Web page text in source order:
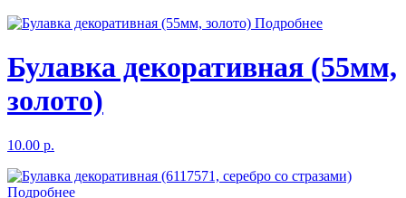
Подробнее
Булавка декоративная (55мм,
золото)
10.00 р.
Подробнее